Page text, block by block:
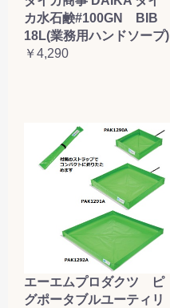
カ水石鹸#100GN BIB
18L(業務用ハンドソープ)
￥4,290
エーエムプロダクツ ピ
グポータブルユーティリ